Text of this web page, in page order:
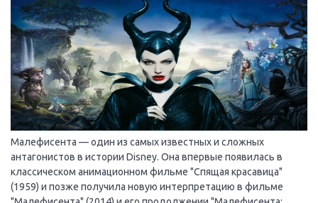
Малефисента — один из самых известных и сложных
антагонистов в истории Disney. Она впервые появилась в
классическом анимационном фильме "Спящая красавица"
(1959) и позже получила новую интерпретацию в фильме